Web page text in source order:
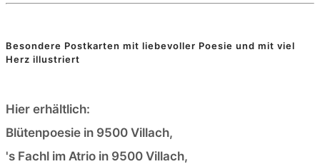
Besondere Postkarten mit liebevoller Poesie und mit viel
Herz illustriert
Hier erhältlich:
Blütenpoesie in 9500 Villach,
's Fachl im Atrio in 9500 Villach,